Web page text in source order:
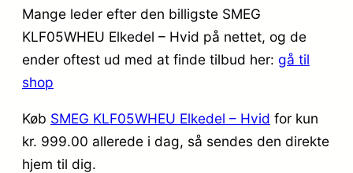
Mange leder efter den billigste SMEG
KLF05WHEU Elkedel – Hvid på nettet, og de
ender oftest ud med at finde tilbud her: gå til
shop
Køb SMEG KLF05WHEU Elkedel – Hvid for kun
kr. 999.00 allerede i dag, så sendes den direkte
hjem til dig.